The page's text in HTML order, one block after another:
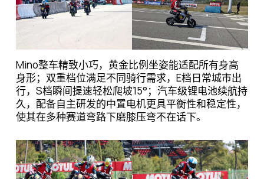
Mino整车精致小巧，黄金比例坐姿能适配所有身高
身形；双重档位满足不同骑行需求，E档日常城市出
行，S档瞬间提速轻松爬坡15°；汽车级锂电池续航持
久，配备自主研发的中置电机更具平衡性和稳定性，
使其在多种赛道弯路下磨膝压弯不在话下。